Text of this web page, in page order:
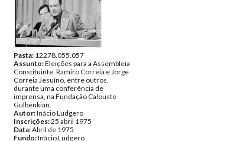
Pasta: 12278.055.057
Assunto:Eleições para a Assembleia
Constituinte. Ramiro Correia e Jorge
Correia Jesuíno, entre outros,
durante uma conferência de
imprensa, na Fundação Calouste
Gulbenkian.
Autor:Inácio Ludgero
Inscrições:25 abril 1975
Data:Abril de 1975
Fundo:Inácio Ludgero